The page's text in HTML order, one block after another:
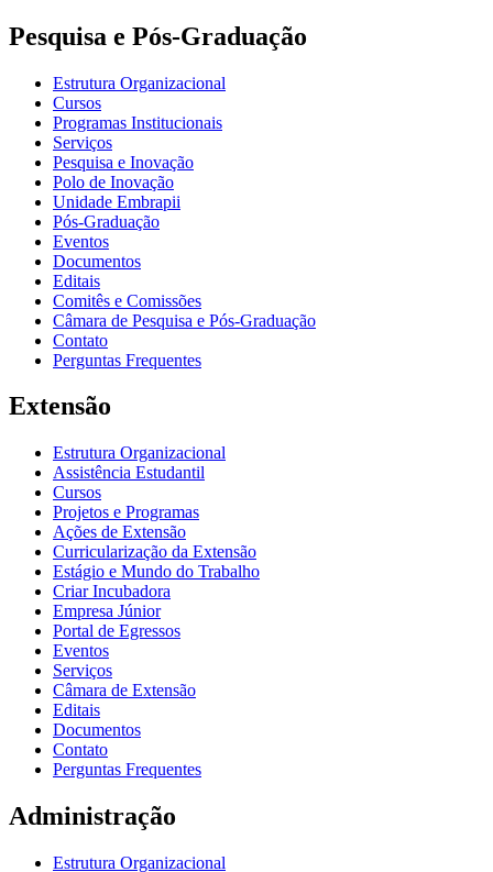
Pesquisa e Pós-Graduação
Estrutura Organizacional
Cursos
Programas Institucionais
Serviços
Pesquisa e Inovação
Polo de Inovação
Unidade Embrapii
Pós-Graduação
Eventos
Documentos
Editais
Comitês e Comissões
Câmara de Pesquisa e Pós-Graduação
Contato
Perguntas Frequentes
Extensão
Estrutura Organizacional
Assistência Estudantil
Cursos
Projetos e Programas
Ações de Extensão
Curricularização da Extensão
Estágio e Mundo do Trabalho
Criar Incubadora
Empresa Júnior
Portal de Egressos
Eventos
Serviços
Câmara de Extensão
Editais
Documentos
Contato
Perguntas Frequentes
Administração
Estrutura Organizacional